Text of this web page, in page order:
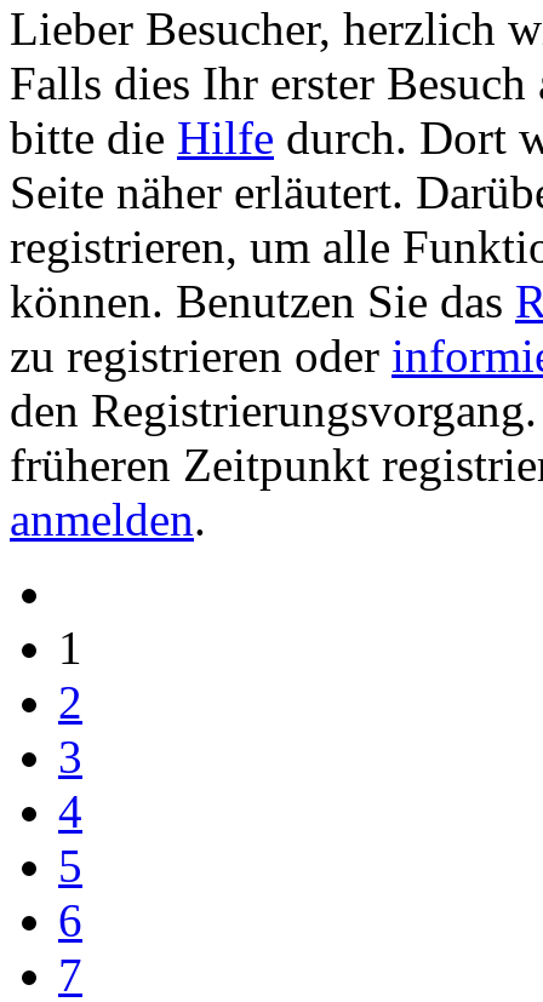
Lieber Besucher, herzlich
Falls dies Ihr erster
bitte die Hilfe durch. Dort
Seite näher erläutert.
registrieren, um alle
können. Benutzen Sie das
zu registrieren oder
den
früheren Zeitpunkt
anmelden.
1
2
3
4
5
6
7